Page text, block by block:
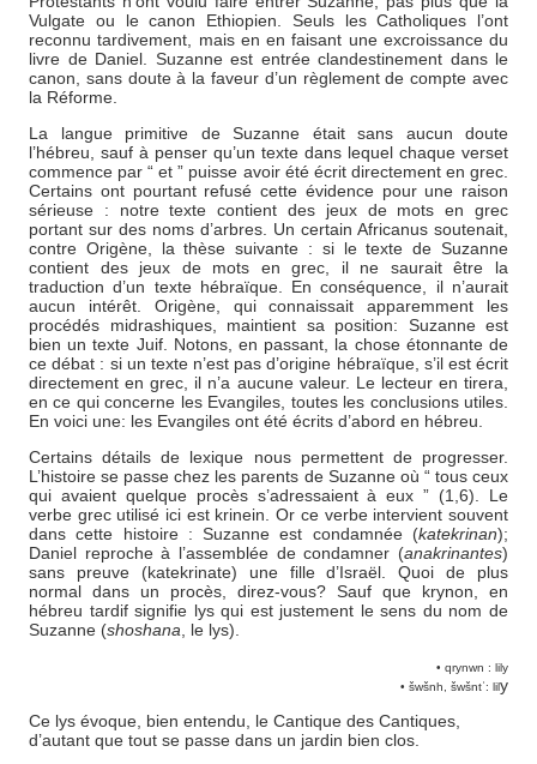
Vulgate ou le canon Ethiopien. Seuls les Catholiques l’ont
reconnu tardivement, mais en en faisant une excroissance du
livre de Daniel. Suzanne est entrée clandestinement dans le
canon, sans doute à la faveur d’un règlement de compte avec
la Réforme.
La langue primitive de Suzanne était sans aucun doute
l’hébreu, sauf à penser qu’un texte dans lequel chaque verset
commence par “ et ” puisse avoir été écrit directement en grec.
Certains ont pourtant refusé cette évidence pour une raison
sérieuse : notre texte contient des jeux de mots en grec
portant sur des noms d’arbres. Un certain Africanus soutenait,
contre Origène, la thèse suivante : si le texte de Suzanne
contient des jeux de mots en grec, il ne saurait être la
traduction d’un texte hébraïque. En conséquence, il n’aurait
aucun intérêt. Origène, qui connaissait apparemment les
procédés midrashiques, maintient sa position: Suzanne est
bien un texte Juif. Notons, en passant, la chose étonnante de
ce débat : si un texte n’est pas d’origine hébraïque, s’il est écrit
directement en grec, il n’a aucune valeur. Le lecteur en tirera,
en ce qui concerne les Evangiles, toutes les conclusions utiles.
En voici une: les Evangiles ont été écrits d’abord en hébreu.
Certains détails de lexique nous permettent de progresser.
L’histoire se passe chez les parents de Suzanne où “ tous ceux
qui avaient quelque procès s’adressaient à eux ” (1,6). Le
verbe grec utilisé ici est krinein. Or ce verbe intervient souvent
dans cette histoire : Suzanne est condamnée (katekrinan);
Daniel reproche à l’assemblée de condamner (anakrinantes)
sans preuve (katekrinate) une fille d’Israël. Quoi de plus
normal dans un procès, direz-vous? Sauf que krynon, en
hébreu tardif signifie lys qui est justement le sens du nom de
Suzanne (shoshana , le lys).
• qrynwn : lily
• šwšnh, šwšntʾ: lily
Ce lys évoque, bien entendu, le Cantique des Cantiques,
d’autant que tout se passe dans un jardin bien clos.